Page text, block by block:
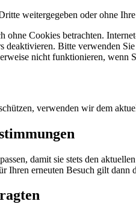
weitergegeben oder ohne
ohne Cookies betrachten.
deaktivieren. Bitte verwenden
nicht funktionieren,
verwenden wir dem
damit sie stets den
Ihren erneuten Besuch gilt dann